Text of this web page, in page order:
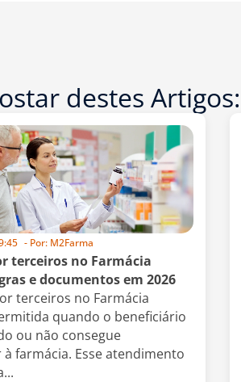
destes Artigos:
- Por: M2Farma
terceiros no Farmácia
e documentos em 2026
terceiros no Farmácia
quando o beneficiário
ou não consegue
farmácia. Esse atendimento